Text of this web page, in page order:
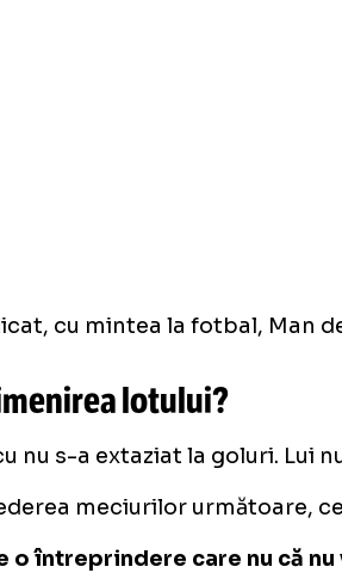
cu mintea la fotbal, Man
lotului?
nu s-a extaziat la goluri. Lui
meciurilor următoare,
o întreprindere care nu că